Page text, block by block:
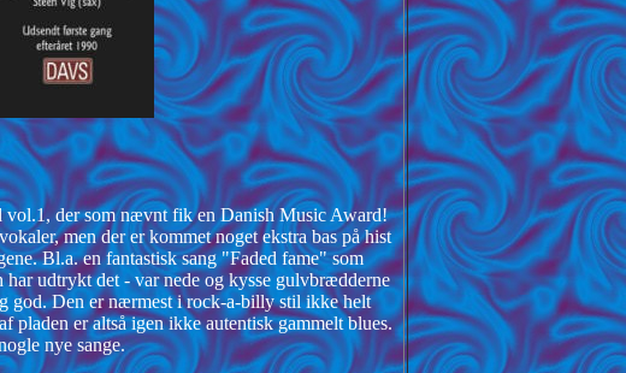
vol.1, der som nævnt fik en Danish Music Award!
men der er kommet noget ekstra bas på hist
Bl.a. en fantastisk sang "Faded fame" som
udtrykt det - var nede og kysse gulvbrædderne
god. Den er nærmest i rock-a-billy stil ikke helt
pladen er altså igen ikke autentisk gammelt blues.
nye sange.